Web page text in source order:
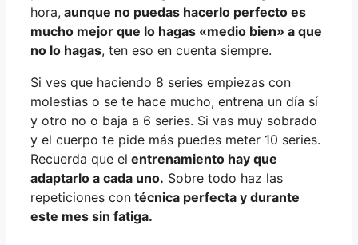
hora, aunque no puedas hacerlo perfecto es
mucho mejor que lo hagas «medio bien» a que
no lo hagas, ten eso en cuenta siempre.
Si ves que haciendo 8 series empiezas con
molestias o se te hace mucho, entrena un día sí
y otro no o baja a 6 series. Si vas muy sobrado
y el cuerpo te pide más puedes meter 10 series.
Recuerda que el entrenamiento hay que
adaptarlo a cada uno. Sobre todo haz las
repeticiones con técnica perfecta y durante
este mes sin fatiga.